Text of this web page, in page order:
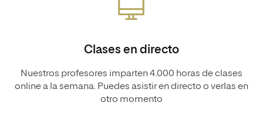
Clases en directo
Nuestros profesores imparten 4.000 horas de clases
online a la semana. Puedes asistir en directo o verlas en
otro momento